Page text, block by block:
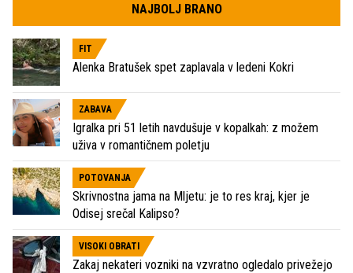
NAJBOLJ BRANO
FIT
Alenka Bratušek spet zaplavala v ledeni Kokri
ZABAVA
Igralka pri 51 letih navdušuje v kopalkah: z možem
uživa v romantičnem poletju
POTOVANJA
Skrivnostna jama na Mljetu: je to res kraj, kjer je
Odisej srečal Kalipso?
VISOKI OBRATI
Zakaj nekateri vozniki na vzvratno ogledalo privežejo